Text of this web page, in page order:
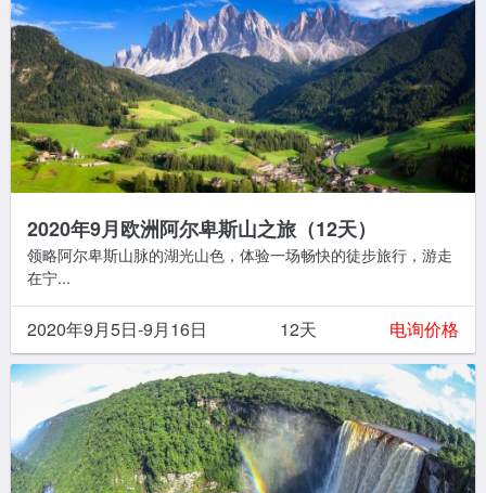
2020年9月欧洲阿尔卑斯山之旅（12天）
领略阿尔卑斯山脉的湖光山色，体验一场畅快的徒步旅行，游走
在宁...
2020年9月5日-9月16日 12天 电询价格